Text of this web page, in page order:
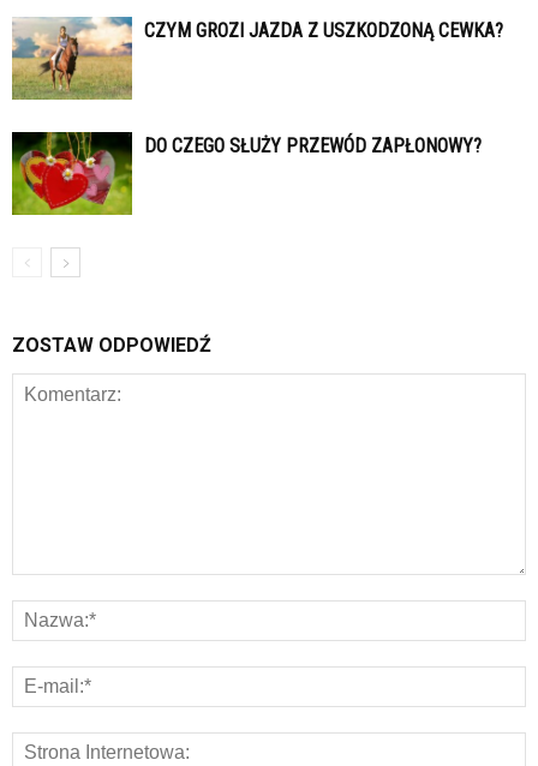
CZYM GROZI JAZDA Z USZKODZONĄ CEWKA?
DO CZEGO SŁUŻY PRZEWÓD ZAPŁONOWY?
ZOSTAW ODPOWIEDŹ